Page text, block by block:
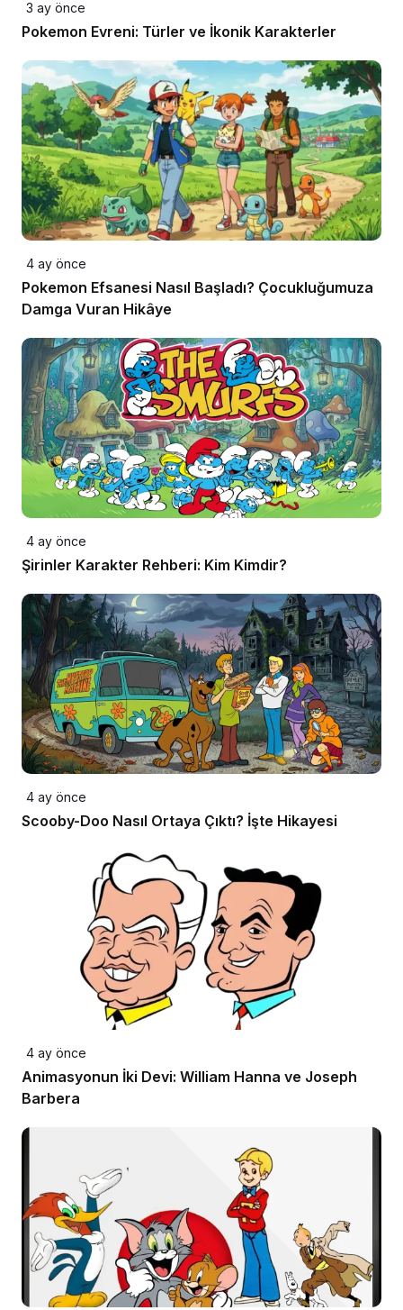
3 ay önce
Pokemon Evreni: Türler ve İkonik Karakterler
4 ay önce
Pokemon Efsanesi Nasıl Başladı? Çocukluğumuza
Damga Vuran Hikâye
4 ay önce
Şirinler Karakter Rehberi: Kim Kimdir?
4 ay önce
Scooby-Doo Nasıl Ortaya Çıktı? İşte Hikayesi
4 ay önce
Animasyonun İki Devi: William Hanna ve Joseph
Barbera